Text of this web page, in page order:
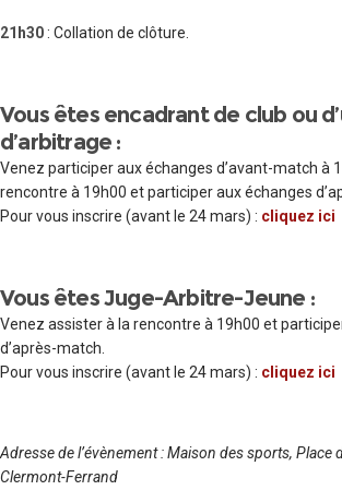
21h30: Collation de clôture.
Vous êtes encadrant de club ou
d’arbitrage :
Venez participer aux échanges d’avant-match à
rencontre à 19h00 et participer aux échanges
Pour vous inscrire (avant le 24 mars) : cliquez ici
Vous êtes Juge-Arbitre-Jeune :
Venez assister à la rencontre à 19h00 et
d’après-match.
Pour vous inscrire (avant le 24 mars) : cliquez ici
Adresse de l’évènement : Maison des sports, Place
Clermont-Ferrand